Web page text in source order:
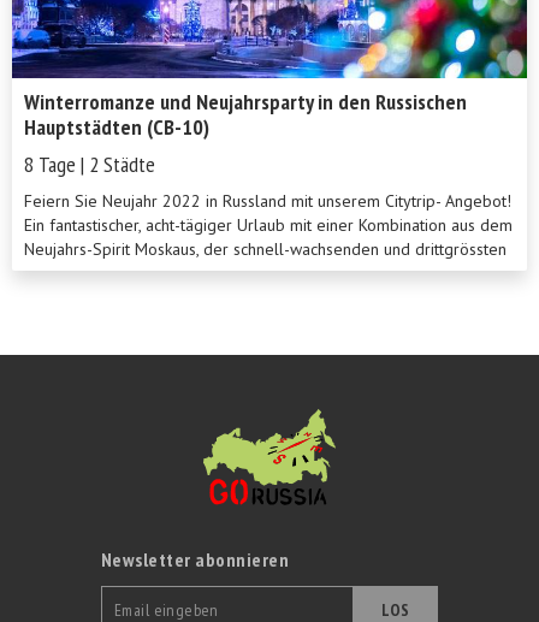
Winterromanze und Neujahrsparty in den Russischen
Hauptstädten (CB-10)
8 Tage | 2 Städte
Feiern Sie Neujahr 2022 in Russland mit unserem Citytrip- Angebot!
Ein fantastischer, acht-tägiger Urlaub mit einer Kombination aus dem
Neujahrs-Spirit Moskaus, der schnell-wachsenden und drittgrössten
Stadt Europas, und dem magischen St. Petersburg mit romantischem,
Newsletter abonnieren
LOS